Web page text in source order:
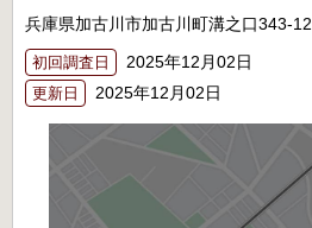
兵庫県加古川市加古川町溝之口343-12
初回調査日 2025年12月02日
更新日 2025年12月02日